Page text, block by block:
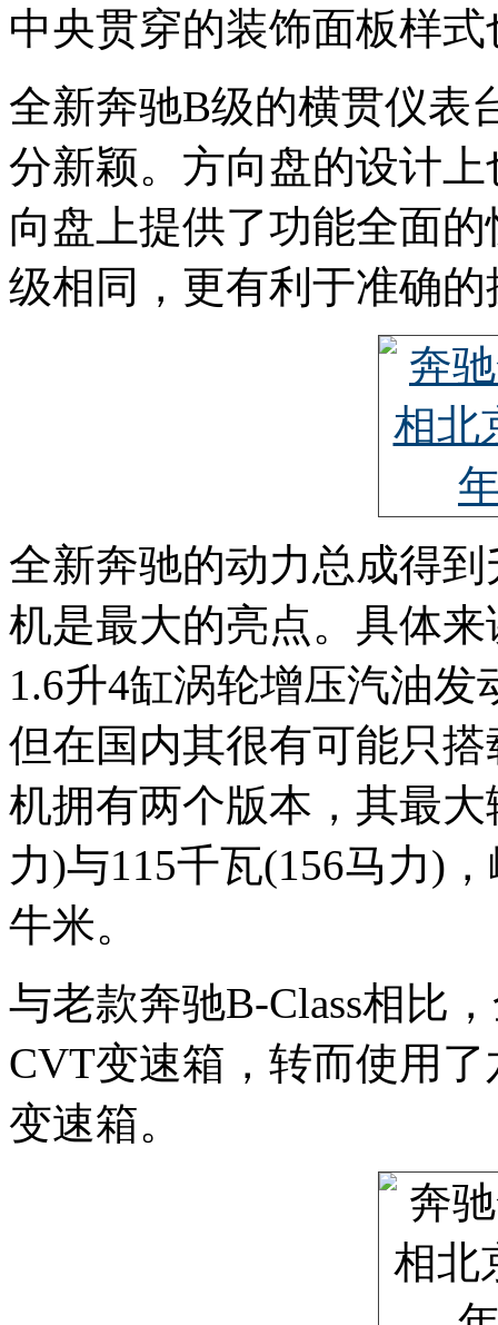
中央贯穿的装饰面板样
全新奔驰B级的横贯仪表
分新颖。方向盘的设计
向盘上提供了功能全面
级相同，更有利于准确的
全新奔驰的动力总成得
机是最大的亮点。具体
1.6升4缸涡轮增压汽油
但在国内其很有可能只
机拥有两个版本，其最
力)与115千瓦(156马力)
牛米。
与老款奔驰B-Class相比
CVT变速箱，转而使用
变速箱。